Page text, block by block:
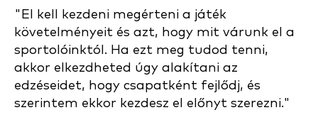
"El kell kezdeni megérteni a játék
követelményeit és azt, hogy mit várunk el a
sportolóinktól. Ha ezt meg tudod tenni,
akkor elkezdheted úgy alakítani az
edzéseidet, hogy csapatként fejlődj, és
szerintem ekkor kezdesz el előnyt szerezni."